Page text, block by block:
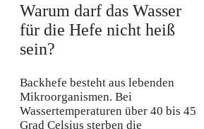
Warum darf das Wasser
für die Hefe nicht heiß
sein?
Backhefe besteht aus lebenden
Mikroorganismen. Bei
Wassertemperaturen über 40 bis 45
Grad Celsius sterben die